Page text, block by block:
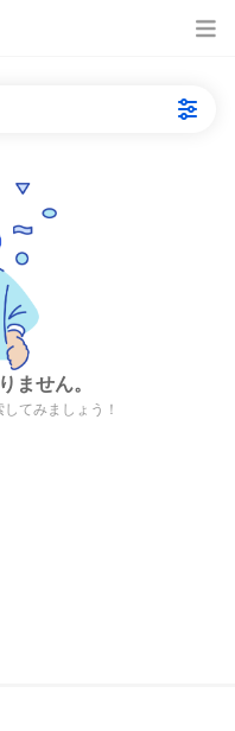
ません。
てみましょう！